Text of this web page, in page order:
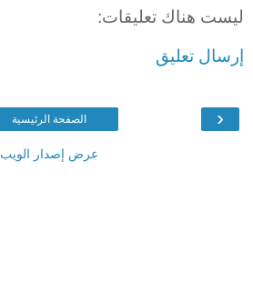
ليست هناك تعليقات:
إرسال تعليق
‹ الصفحة الرئيسية
عرض إصدار الويب